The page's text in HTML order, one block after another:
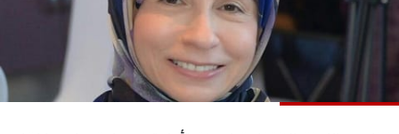
رياضة